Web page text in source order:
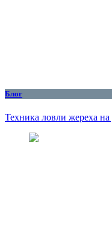
Блог
Техника ловли жереха на